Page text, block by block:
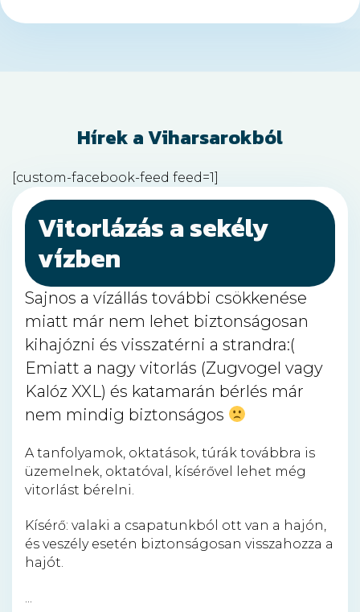
Hírek a Viharsarokból
[custom-facebook-feed feed=1]
Vitorlázás a sekély
vízben
Sajnos a vízállás további csökkenése
miatt már nem lehet biztonságosan
kihajózni és visszatérni a strandra:(
Emiatt a nagy vitorlás (Zugvogel vagy
Kalóz XXL) és katamarán bérlés már
nem mindig biztonságos
A tanfolyamok, oktatások, túrák továbbra is
üzemelnek, oktatóval, kísérővel lehet még
vitorlást bérelni.
Kísérő: valaki a csapatunkból ott van a hajón,
és veszély esetén biztonságosan visszahozza a
hajót.